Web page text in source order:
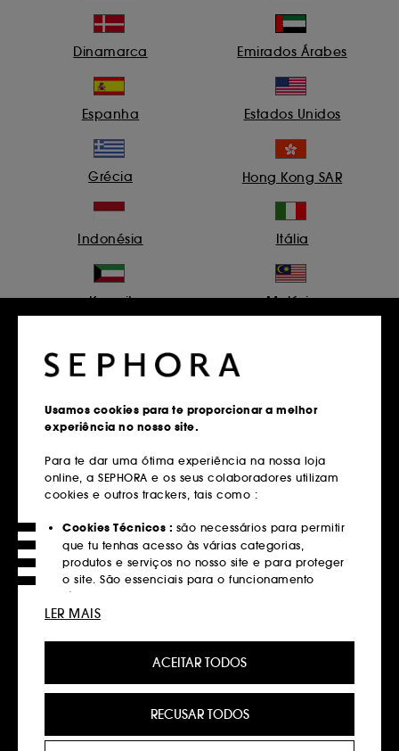
Dinamarca Emirados Árabes
Espanha Estados Unidos
Grécia Hong Kong SAR
Indonésia Itália
Kuwait Malásia
Nova Zelândia
Polónia
Suécia República Checa
Roménia Russia
Singapura
Usamos cookies para te proporcionar a melhor
experiência no nosso site.
Para te dar uma ótima experiência na nossa loja
online, a SEPHORA e os seus colaboradores utilizam
cookies e outros trackers, tais como :
Cookies Técnicos : são necessários para permitir
que tu tenhas acesso às várias categorias,
produtos e serviços no nosso site e para proteger
o site. São essenciais para o funcionamento
técnico do site e não podem ser desativados.
personalizada, recomendando produtos, serviços
preferências, e fornecer-te ofertas promocionais à
medida do teu perfil.
ACEITAR TODOS
RECUSAR TODOS
LER MAIS